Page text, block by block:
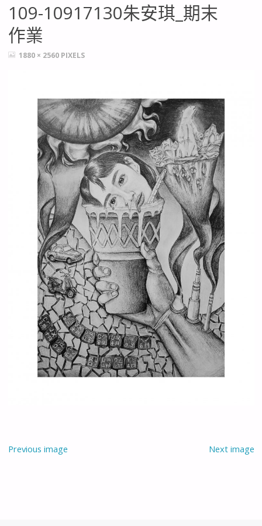
109-10917130朱安琪_期末
作業
FULL1880 × 2560 PIXELS
Previous image Next image